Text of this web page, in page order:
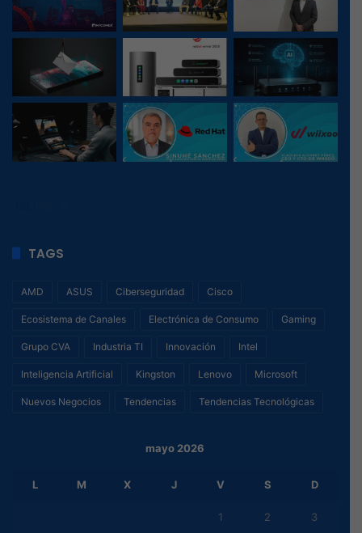
TAGS
AMD ASUS Ciberseguridad Cisco
Ecosistema de Canales Electrónica de Consumo Gaming
Grupo CVA Industria TI Innovación Intel
Inteligencia Artificial Kingston Lenovo Microsoft
Nuevos Negocios Tendencias Tendencias Tecnológicas
mayo 2026
L M X J V S D
1 2 3